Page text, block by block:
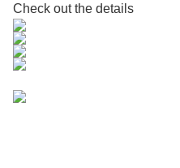
Check out the details